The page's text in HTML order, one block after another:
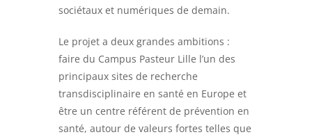
sociétaux et numériques de demain.
Le projet a deux grandes ambitions :
faire du Campus Pasteur Lille l’un des
principaux sites de recherche
transdisciplinaire en santé en Europe et
être un centre référent de prévention en
santé, autour de valeurs fortes telles que